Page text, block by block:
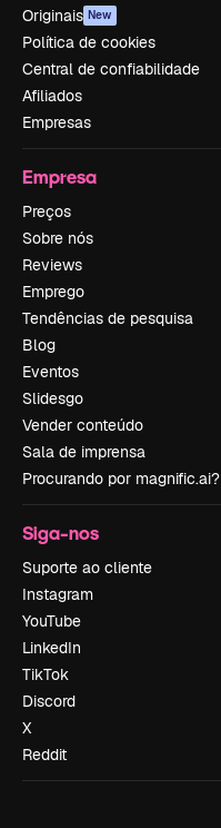
Originais New
Política de cookies
Central de confiabilidade
Afiliados
Empresas
Empresa
Preços
Sobre nós
Reviews
Emprego
Tendências de pesquisa
Blog
Eventos
Slidesgo
Vender conteúdo
Sala de imprensa
Procurando por magnific.ai?
Siga-nos
Suporte ao cliente
Instagram
YouTube
LinkedIn
TikTok
Discord
X
Reddit